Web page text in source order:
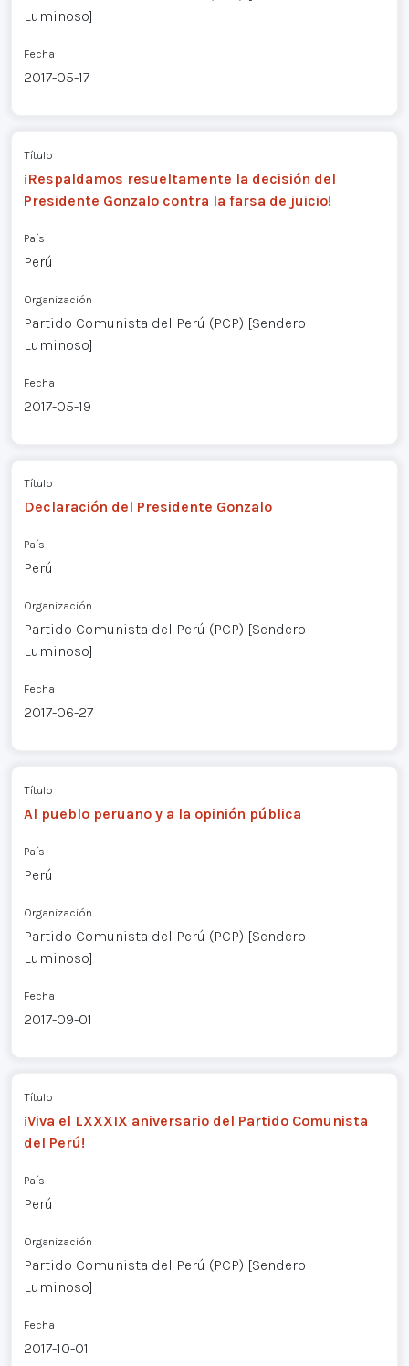
Luminoso]
Fecha
2017-05-17
Título
¡Respaldamos resueltamente la decisión del
Presidente Gonzalo contra la farsa de juicio!
País
Perú
Organización
Partido Comunista del Perú (PCP) [Sendero
Luminoso]
Fecha
2017-05-19
Título
Declaración del Presidente Gonzalo
País
Perú
Organización
Partido Comunista del Perú (PCP) [Sendero
Luminoso]
Fecha
2017-06-27
Título
Al pueblo peruano y a la opinión pública
País
Perú
Organización
Partido Comunista del Perú (PCP) [Sendero
Luminoso]
Fecha
2017-09-01
Título
¡Viva el LXXXIX aniversario del Partido Comunista
del Perú!
País
Perú
Organización
Partido Comunista del Perú (PCP) [Sendero
Luminoso]
Fecha
2017-10-01